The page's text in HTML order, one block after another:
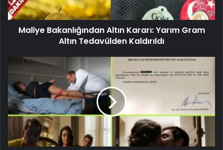
Maliye Bakanlığından Altın Kararı: Yarım Gram
Altın Tedavülden Kaldırıldı